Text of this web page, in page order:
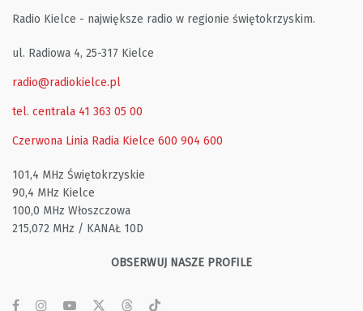
Radio Kielce - największe radio w regionie świętokrzyskim.
ul. Radiowa 4, 25-317 Kielce
radio@radiokielce.pl
tel. centrala 41 363 05 00
Czerwona Linia Radia Kielce 600 904 600
101,4 MHz Świętokrzyskie
90,4 MHz Kielce
100,0 MHz Włoszczowa
215,072 MHz / KANAŁ 10D
OBSERWUJ NASZE PROFILE